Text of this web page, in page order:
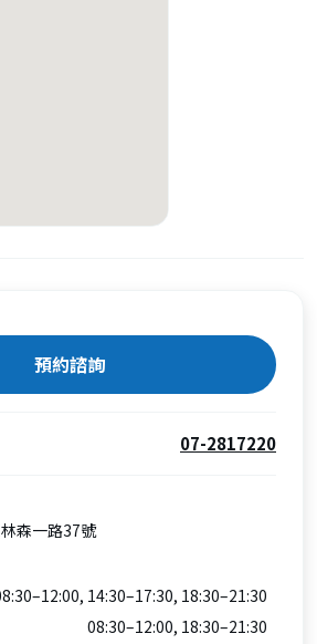
預約諮詢
07-2817220
森一路37號
14:30–17:30, 18:30–21:30
08:30–12:00, 18:30–21:30